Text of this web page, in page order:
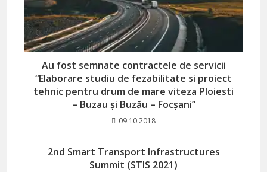
Au fost semnate contractele de servicii
“Elaborare studiu de fezabilitate si proiect
tehnic pentru drum de mare viteza Ploiesti
– Buzau și Buzău – Focșani”
09.10.2018
2nd Smart Transport Infrastructures
Summit (STIS 2021)